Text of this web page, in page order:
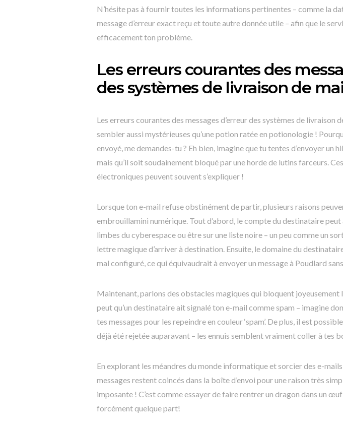
N’hésite pas à fournir toutes les informations pertinentes – comme la
message d’erreur exact reçu et toute autre donnée utile – afin que le
efficacement ton problème.
Les erreurs courantes des
des systèmes de livraison de
Les erreurs courantes des messages d’erreur des systèmes de livraison
sembler aussi mystérieuses qu’une potion ratée en potionologie !
envoyé, me demandes-tu ? Eh bien, imagine que tu tentes d’envoyer un
mais qu’il soit soudainement bloqué par une horde de lutins farceurs.
électroniques peuvent souvent s’expliquer !
Lorsque ton e-mail refuse obstinément de partir, plusieurs raisons
embrouillamini numérique. Tout d’abord, le compte du destinataire peut
limbes du cyberespace ou être sur une liste noire – un peu comme un
lettre magique d’arriver à destination. Ensuite, le domaine du
mal configuré, ce qui équivaudrait à envoyer un message à Poudlard
Maintenant, parlons des obstacles magiques qui bloquent joyeusement
peut qu’un destinataire ait signalé ton e-mail comme spam – imagine
tes messages pour les repeindre en couleur ‘spam’. De plus, il est
déjà été rejetée auparavant – les ennuis semblent vraiment coller à tes
En explorant les méandres du monde informatique et sorcier des e-
messages restent coincés dans la boîte d’envoi pour une raison très
imposante ! C’est comme essayer de faire rentrer un dragon dans un
forcément quelque part!